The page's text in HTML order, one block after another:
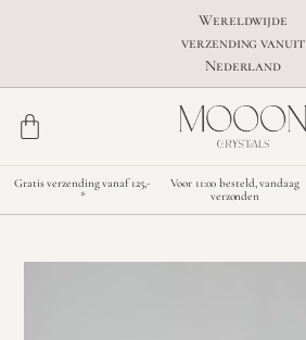
Wereldwijde
verzending vanuit
Nederland
Gratis verzending vanaf 125,-
*
Voor 11:00 besteld, vandaag
verzonden